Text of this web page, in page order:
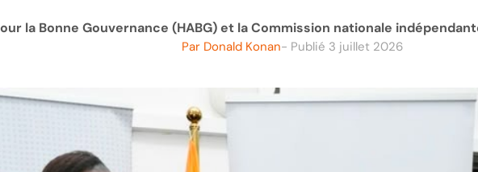
la Bonne Gouvernance (HABG) et la Commission nationale
Par Donald Konan- Publié 3 juillet 2026